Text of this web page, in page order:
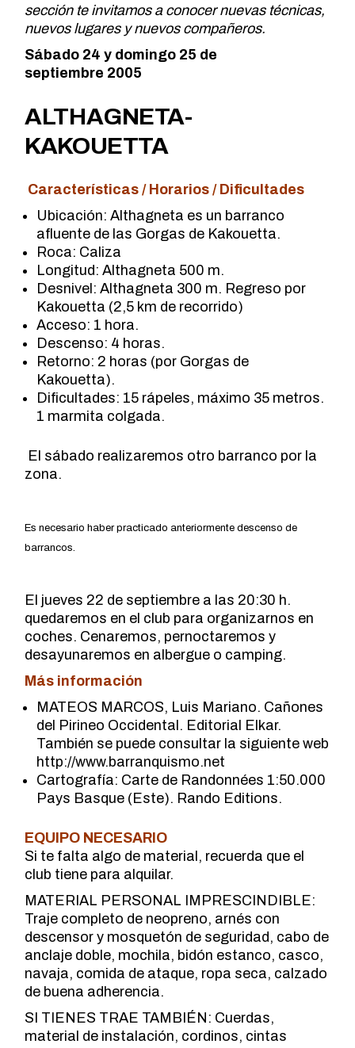
sección te invitamos a conocer nuevas técnicas,
nuevos lugares y nuevos compañeros.
Sábado 24 y domingo 25 de
septiembre 2005
ALTHAGNETA-
KAKOUETTA
Características / Horarios / Dificultades
Ubicación: Althagneta es un barranco
afluente de las Gorgas de Kakouetta.
Roca: Caliza
Longitud: Althagneta 500 m.
Desnivel: Althagneta 300 m. Regreso por
Kakouetta (2,5 km de recorrido)
Acceso: 1 hora.
Descenso: 4 horas.
Retorno: 2 horas (por Gorgas de
Kakouetta).
Dificultades: 15 rápeles, máximo 35 metros.
1 marmita colgada.
El sábado realizaremos otro barranco por la
zona.
Es necesario haber practicado anteriormente descenso de
barrancos.
El jueves 22 de septiembre a las 20:30 h.
quedaremos en el club para organizarnos en
coches. Cenaremos, pernoctaremos y
desayunaremos en albergue o camping.
Más información
MATEOS MARCOS, Luis Mariano. Cañones
del Pirineo Occidental. Editorial Elkar.
También se puede consultar la siguiente web
http://www.barranquismo.net
Cartografía: Carte de Randonnées 1:50.000
Pays Basque (Este). Rando Editions.
EQUIPO NECESARIO
Si te falta algo de material, recuerda que el
club tiene para alquilar.
MATERIAL PERSONAL IMPRESCINDIBLE:
Traje completo de neopreno, arnés con
descensor y mosquetón de seguridad, cabo de
anclaje doble, mochila, bidón estanco, casco,
navaja, comida de ataque, ropa seca, calzado
de buena adherencia.
SI TIENES TRAE TAMBIÉN: Cuerdas,
material de instalación, cordinos, cintas